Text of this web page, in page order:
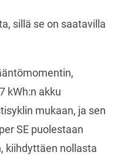
sillä se on saatavilla
kWh:n akku
mukaan, ja sen
SE puolestaan
kiihdyttäen nollasta